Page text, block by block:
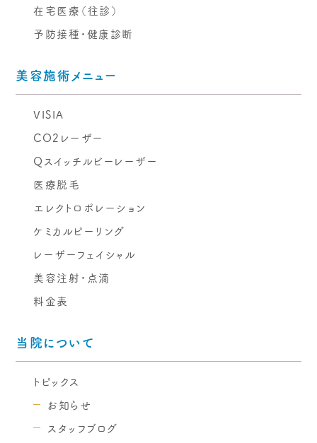
在宅医療（往診）
予防接種・健康診断
美容施術メニュー
VISIA
CO2レーザー
Qスイッチルビーレーザー
医療脱毛
エレクトロポレーション
ケミカルピーリング
レーザーフェイシャル
美容注射・点滴
料金表
当院について
トピックス
お知らせ
スタッフブログ